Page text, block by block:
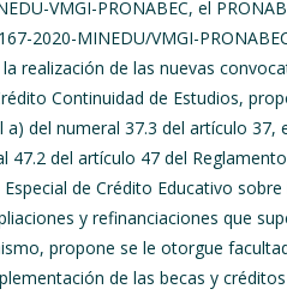
VMGI-PRONABEC, el
2020-MINEDU/VMGI-
realización de las nuevas
Continuidad de Estudios,
del numeral 37.3 del artículo
47.2 del artículo 47 del
de Crédito Educativo
y refinanciaciones que
propone se le otorgue
de las becas y